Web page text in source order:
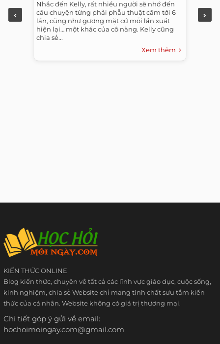
Nhắc đến Kelly, rất nhiều người sẽ nhớ đến
câu chuyện từng phải phẫu thuật cằm tới 6
lần, cũng như gương mặt cứ mỗi lần xuất
hiện lại… một khác của cô nàng. Kelly cũng
chia sẻ...
Xem thêm
KIẾN THỨC ONLINE
Blog kiến thức, chuyên về tất cả các lĩnh vực giáo dục, cuộc sống,
kinh nghiệm, chia sẻ Website chỉ mang tính chất sưu tầm kiến
thức của cá nhân. Website không có giá trị thương mại.
Chi tiết góp ý gửi về email:
hochoimoingay.com@gmail.com